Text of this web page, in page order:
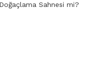
Sahnesi mi?